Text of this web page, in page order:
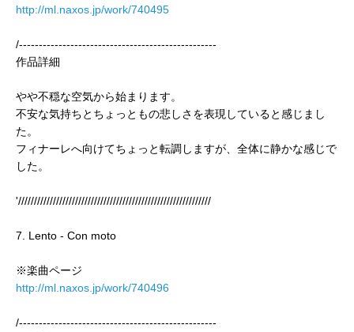
http://ml.naxos.jp/work/740495
/--------------------------------------------------
作品詳細
やや不穏な空気から始まります。
不安な気持ちとちょっともの悲しさを表現していると感じまし
た。
フィナーレへ向けてちょっと転調しますが、全体に静かな感じで
した。
'/////////////////////////////////////////////////////////////
7. Lento - Con moto
※楽曲ページ
http://ml.naxos.jp/work/740496
/--------------------------------------------------